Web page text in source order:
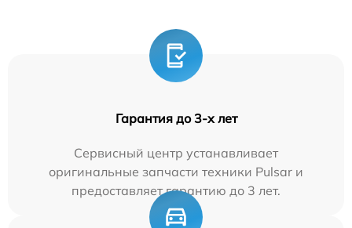
Гарантия до 3-х лет
Сервисный центр устанавливает
оригинальные запчасти техники Pulsar и
предоставляет гарантию до 3 лет.